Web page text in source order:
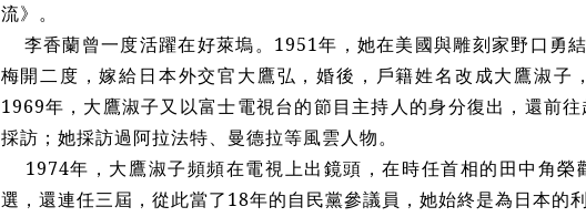
流》。
李香蘭曾一度活躍在好萊塢。1951年，她在美國與雕刻家野口勇
梅開二度，嫁給日本外交官大鷹弘，婚後，戶籍姓名改成大鷹淑子
1969年，大鷹淑子又以富士電視台的節目主持人的身分復出，還前
採訪；她採訪過阿拉法特、曼德拉等風雲人物。
1974年，大鷹淑子頻頻在電視上出鏡頭，在時任首相的田中角榮
選，還連任三屆，從此當了18年的自民黨參議員，她始終是為日本的利